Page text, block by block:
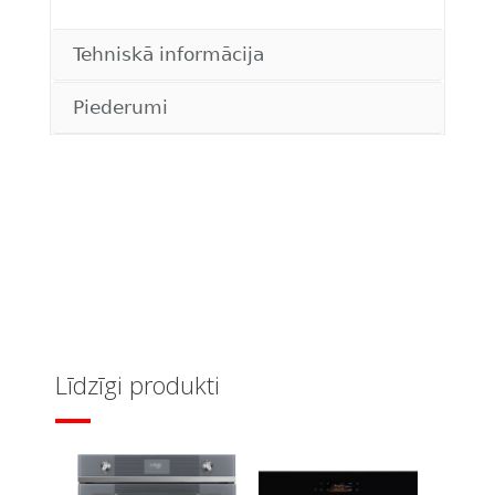
Tehniskā informācija
Piederumi
Līdzīgi produkti